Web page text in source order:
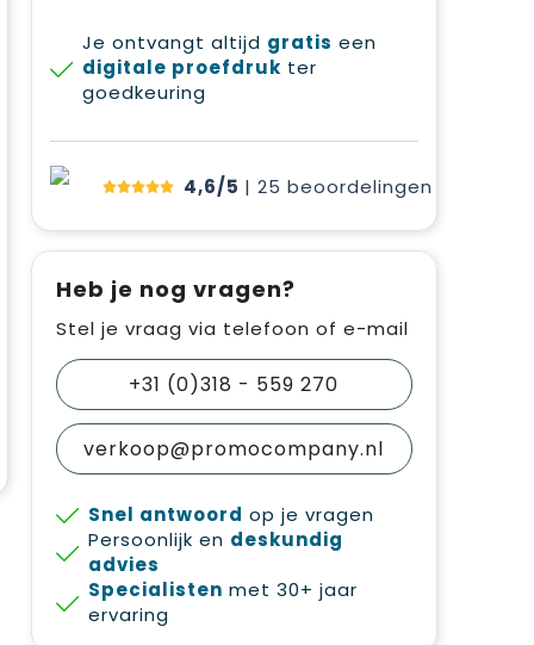
Je ontvangt altijd gratis een
digitale proefdruk ter
goedkeuring
4,6/5 | 25 beoordelingen
Heb je nog vragen?
Stel je vraag via telefoon of e-mail
+31 (0)318 - 559 270
verkoop@promocompany.nl
Snel antwoord op je vragen
Persoonlijk en deskundig
advies
Specialisten met 30+ jaar
ervaring